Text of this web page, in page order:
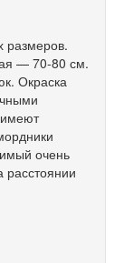
размеров.
—70-80 см.
Окраска
очень
расстоянии